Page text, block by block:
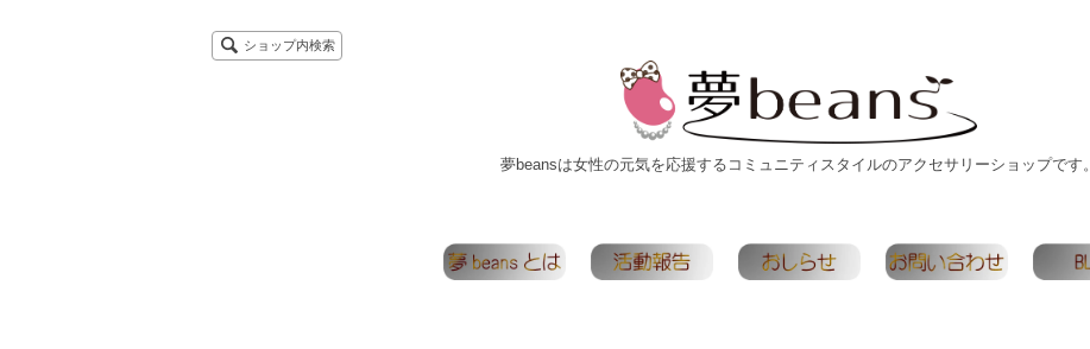
ショップ内検索
夢beansは女性の元気を応援するコミュニティスタイルのアクセサリーショップです。